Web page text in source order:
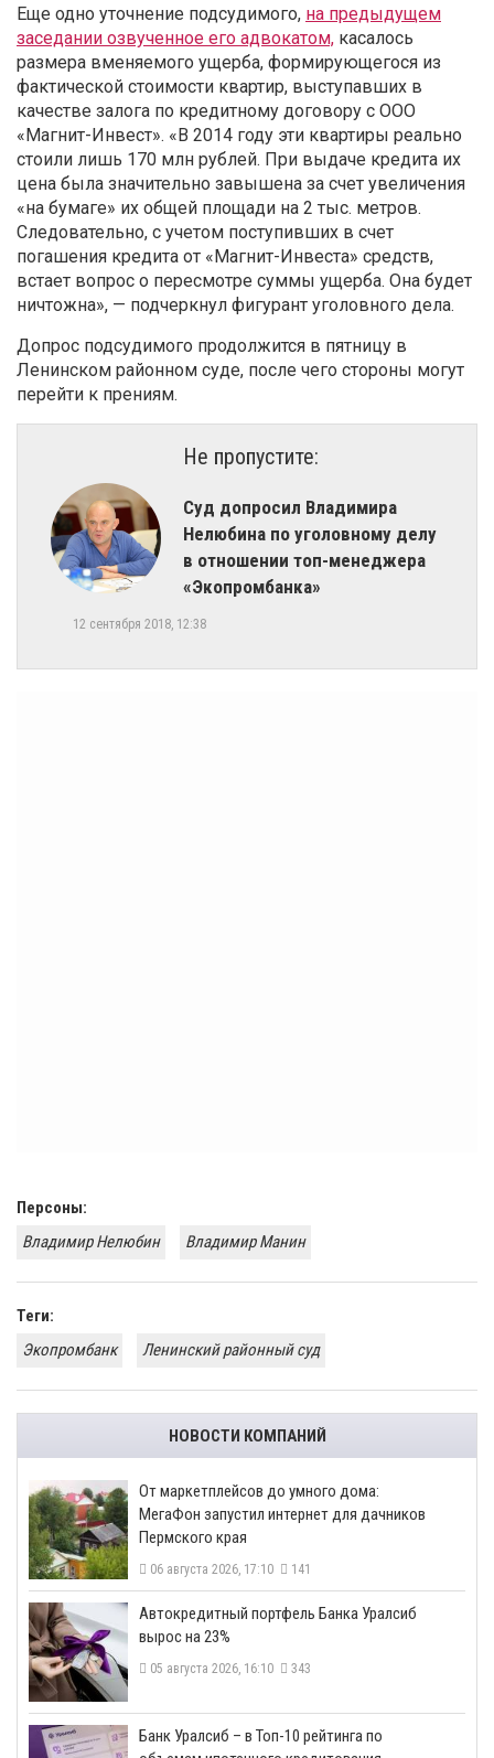
Еще одно уточнение подсудимого, на предыдущем
заседании озвученное его адвокатом, касалось
размера вменяемого ущерба, формирующегося из
фактической стоимости квартир, выступавших в
качестве залога по кредитному договору с ООО
«Магнит-Инвест». «В 2014 году эти квартиры реально
стоили лишь 170 млн рублей. При выдаче кредита их
цена была значительно завышена за счет увеличения
«на бумаге» их общей площади на 2 тыс. метров.
Следовательно, с учетом поступивших в счет
погашения кредита от «Магнит-Инвеста» средств,
встает вопрос о пересмотре суммы ущерба. Она будет
ничтожна», — подчеркнул фигурант уголовного дела.
Допрос подсудимого продолжится в пятницу в
Ленинском районном суде, после чего стороны могут
перейти к прениям.
Не пропустите:
Суд допросил Владимира
Нелюбина по уголовному делу
в отношении топ-менеджера
«Экопромбанка»
12 сентября 2018, 12:38
Персоны:
Владимир Нелюбин
Владимир Манин
Теги:
Экопромбанк
Ленинский районный суд
НОВОСТИ КОМПАНИЙ
От маркетплейсов до умного дома:
МегаФон запустил интернет для дачников
Пермского края
06 августа 2026, 17:10 141
​Автокредитный портфель Банка Уралсиб
вырос на 23%
05 августа 2026, 16:10 343
​Банк Уралсиб – в Топ-10 рейтинга по